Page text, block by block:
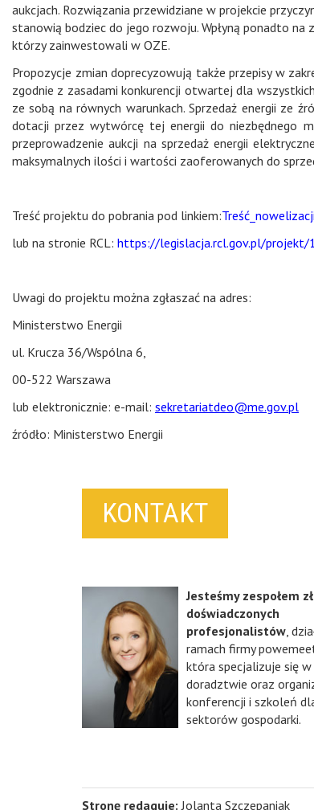
aukcjach. Rozwiązania przewidziane w projekcie
stanowią bodziec do jego rozwoju. Wpłyną ponadto
którzy zainwestowali w OZE.
Propozycje zmian doprecyzowują także przepisy w
zgodnie z zasadami konkurencji otwartej dla
ze sobą na równych warunkach. Sprzedaż energii ze
dotacji przez wytwórcę tej energii do niezbędnego
przeprowadzenie aukcji na sprzedaż energii
maksymalnych ilości i wartości zaoferowanych do
Treść projektu do pobrania pod linkiem:
lub na stronie RCL: https://legislacja.rcl.gov.pl/projekt/
Uwagi do projektu można zgłaszać na adres:
Ministerstwo Energii
ul. Krucza 36/Wspólna 6,
00-522 Warszawa
lub elektronicznie: e-mail: sekretariatdeo@me.gov.pl
źródło: Ministerstwo Energii
KONTAKT
Jesteśmy zespołem
doświadczonych
profesjonalistów ,
ramach firmy
która specjalizuje się w
doradztwie oraz
konferencji i szkoleń
sektorów gospodarki.
Stronę redaguje: Jolanta Szczepaniak